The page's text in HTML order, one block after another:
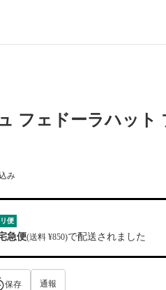
フェドーラハット
み
便
急便(送料 ¥850)で配送されました
保存 通報